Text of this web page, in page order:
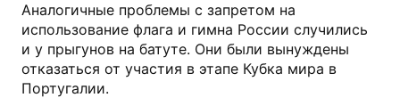
Аналогичные проблемы с запретом на
использование флага и гимна России случились
и у прыгунов на батуте. Они были вынуждены
отказаться от участия в этапе Кубка мира в
Португалии.